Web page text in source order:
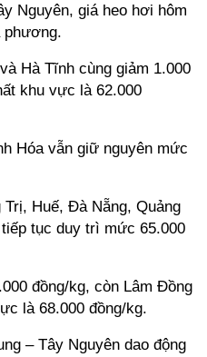
Nguyên, giá heo hơi hôm
phương.
Hà Tĩnh cùng giảm 1.000
khu vực là 62.000
Hóa vẫn giữ nguyên mức
Huế, Đà Nẵng, Quảng
tục duy trì mức 65.000
đồng/kg, còn Lâm Đồng
là 68.000 đồng/kg.
– Tây Nguyên dao động